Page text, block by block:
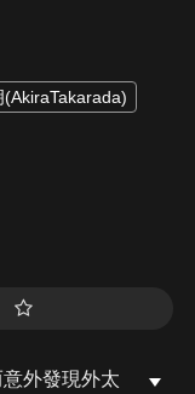
(AkiraTakarada)
外發現外太